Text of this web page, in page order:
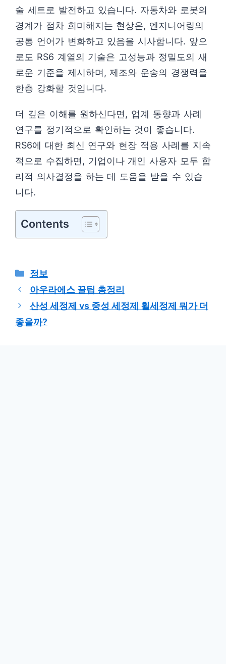
술 세트로 발전하고 있습니다. 자동차와 로봇의
경계가 점차 희미해지는 현상은, 엔지니어링의
공통 언어가 변화하고 있음을 시사합니다. 앞으
로도 RS6 계열의 기술은 고성능과 정밀도의 새
로운 기준을 제시하며, 제조와 운송의 경쟁력을
한층 강화할 것입니다.
더 깊은 이해를 원하신다면, 업계 동향과 사례
연구를 정기적으로 확인하는 것이 좋습니다.
RS6에 대한 최신 연구와 현장 적용 사례를 지속
적으로 수집하면, 기업이나 개인 사용자 모두 합
리적 의사결정을 하는 데 도움을 받을 수 있습
니다.
Contents
카
테
고
리
정보
아우라에스 꿀팁 총정리
산성 세정제 vs 중성 세정제 휠세정제 뭐가 더
좋을까?